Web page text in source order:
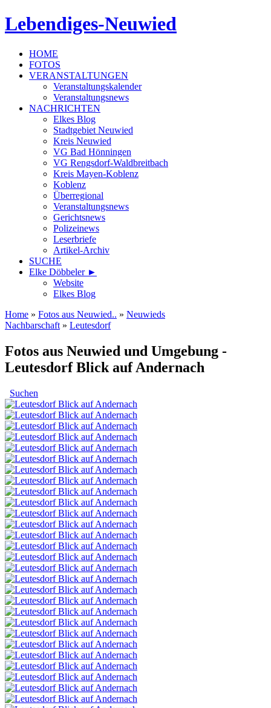
Lebendiges-Neuwied
HOME
FOTOS
VERANSTALTUNGEN
Veranstaltungskalender
Veranstaltungsnews
NACHRICHTEN
Elkes Blog
Stadtgebiet Neuwied
Kreis Neuwied
VG Bad Hönningen
VG Rengsdorf-Waldbreitbach
Kreis Mayen-Koblenz
Koblenz
Überregional
Veranstaltungsnews
Gerichtsnews
Polizeinews
Leserbriefe
Artikel-Archiv
SUCHE
Elke Döbbeler ►
Website
Elkes Blog
Home » Fotos aus Neuwied.. » Neuwieds
Nachbarschaft » Leutesdorf
Fotos aus Neuwied und Umgebung -
Leutesdorf Blick auf Andernach
Suchen